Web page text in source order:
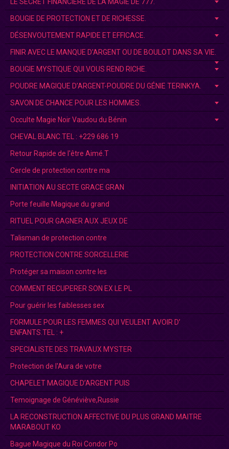
LE SECRET FINANCIÈRE DE LA MAGIE DE 777.
BOUGIE DE PROTECTION ET DE RICHESSE.
DÉSENVOUTEMENT RAPIDE ET EFFICACE.
FINIR AVEC LE MANQUE D'ARGENT OU DE BOULOT DANS SA VIE.
BOUGIE MYSTIQUE QUI VOUS REND RICHE.
POUDRE MAGIQUE D’ARGENT-POUDRE DU GÉNIE TERINKYA.
SAVON DE CHANCE POUR LES HOMMES.
Occulte Magie Noir Vaudou du Bénin
CHEVAL BLANC.TEL : +229 686 19
Retour Rapide de l'être Aimé.T
Cercle de protection contre ma
INITIATION AU SECTE GRACE GRAN
Porte feuille Magique du grand
RITUEL POUR GAGNER AUX JEUX DE
Talisman de protection contre
PROTECTION CONTRE SORCELLERIE
Protéger sa maison contre les
COMMENT RECUPERER SON EX LE PL
Pour guérir les faiblesses sex
FORMULE POUR LES FEMMES QUI VEULENT AVOIR D’
ENFANTS.TEL : +
SPECIALISTE DES TRAVAUX MYSTER
Protection de l'Aura de votre
CHAPELET MAGIQUE D’ARGENT PUIS
Temoignage de Généviève,Russie
LA RECONSTRUCTION AFFECTIVE DU PLUS GRAND MAITRE
MARABOUT KO
Bague Magique du Roi Condor Po